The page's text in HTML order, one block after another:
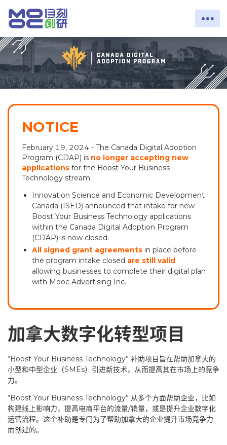
NOTICE
February 19, 2024 - The Canada Digital Adoption
Program (CDAP) is no longer accepting new
applicationsfor the Boost Your Business
Technology stream.
Innovation Science and Economic Development
Canada (ISED) announced that intake for new
Boost Your Business Technology applications
within the Canada Digital Adoption Program
(CDAP) is now closed.
All signed grant agreementsin place before
the program intake closed are still valid
allowing businesses to complete their digital plan
with Mooc Advertising Inc.
加拿大数字化转型项目
“Boost Your Business Technology” 补助项目旨在帮助加拿大的
小型和中型企业（SMEs）引进新技术，从而提高其在市场上的竞争
力。
“Boost Your Business Technology” 从多个方面帮助企业，比如
构建线上影响力，提高电商平台的流量/销量，或是提升企业数字化
运营流程。这个补助是专门为了帮助加拿大的企业提升市场竞争力
而创建的。